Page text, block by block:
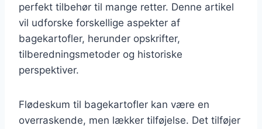
perfekt tilbehør til mange retter. Denne artikel
vil udforske forskellige aspekter af
bagekartofler, herunder opskrifter,
tilberedningsmetoder og historiske
perspektiver.
Flødeskum til bagekartofler kan være en
overraskende, men lækker tilføjelse. Det tilføjer